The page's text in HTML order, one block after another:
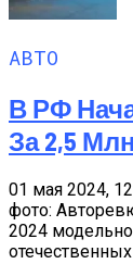
АВТО
В РФ
За 2,5
01 мая 2024,
фото:
2024